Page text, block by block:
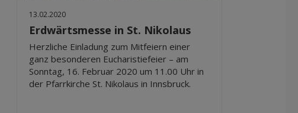
13.02.2020
Erdwärtsmesse in St. Nikolaus
Herzliche Einladung zum Mitfeiern einer
ganz besonderen Eucharistiefeier – am
Sonntag, 16. Februar 2020 um 11.00 Uhr in
der Pfarrkirche St. Nikolaus in Innsbruck.